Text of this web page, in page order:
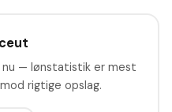
nu — lønstatistik er mest
rigtige opslag.